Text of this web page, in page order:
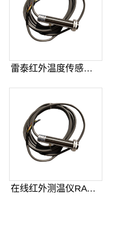
雷泰红外温度传感器RAYCMLTJ
在线红外测温仪RAYCMLTJ